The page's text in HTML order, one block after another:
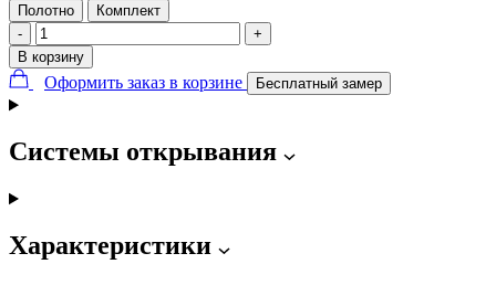
Полотно
Комплект
-
+
В корзину
Оформить заказ в корзине Бесплатный замер
Системы открывания
Характеристики